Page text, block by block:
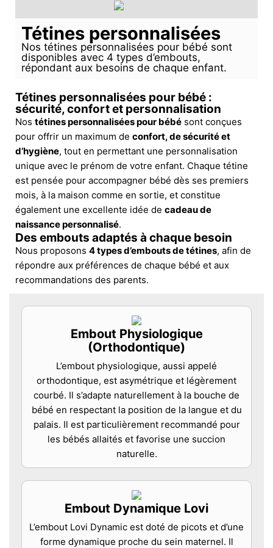
Tétines personnalisées
Nos tétines personnalisées pour bébé sont
disponibles avec 4 types d’embouts,
répondant aux besoins de chaque enfant.
Tétines personnalisées pour bébé :
sécurité, confort et personnalisation
Nos tétines personnalisées pour bébé sont conçues
pour offrir un maximum de confort, de sécurité et
d’hygiène, tout en permettant une personnalisation
unique avec le prénom de votre enfant. Chaque tétine
est pensée pour accompagner bébé dès ses premiers
mois, à la maison comme en sortie, et constitue
également une excellente idée de cadeau de
naissance personnalisé.
Des embouts adaptés à chaque besoin
Nous proposons 4 types d’embouts de tétines, afin de
répondre aux préférences de chaque bébé et aux
recommandations des parents.
Embout Physiologique
(Orthodontique)
L’embout physiologique, aussi appelé
orthodontique, est asymétrique et légèrement
courbé. Il s’adapte naturellement à la bouche de
bébé en respectant la position de la langue et du
palais. Il est particulièrement recommandé pour
les bébés allaités et favorise une succion
naturelle.
Embout Dynamique Lovi
L’embout Lovi Dynamic est doté de picots et d’une
forme dynamique proche du sein maternel. Il